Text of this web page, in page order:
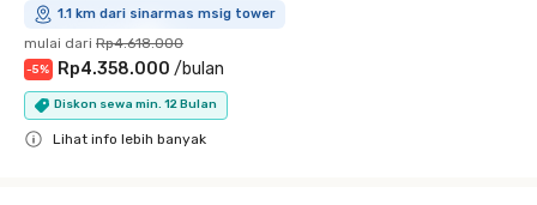
1.1 km dari sinarmas msig tower
mulai dari Rp4.618.000
-5% Rp4.358.000 /bulan
Diskon sewa min. 12 Bulan
Lihat info lebih banyak